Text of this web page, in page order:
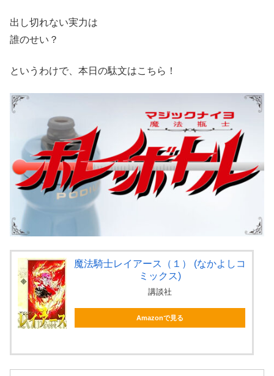
出し切れない実力は
誰のせい？
というわけで、本日の駄文はこちら！
魔法騎士レイアース（１） (なかよしコ
ミックス)
講談社
Amazonで見る